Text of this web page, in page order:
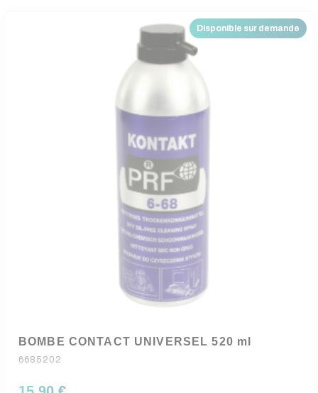
Disponible sur demande
BOMBE CONTACT UNIVERSEL 520 ml
6685202